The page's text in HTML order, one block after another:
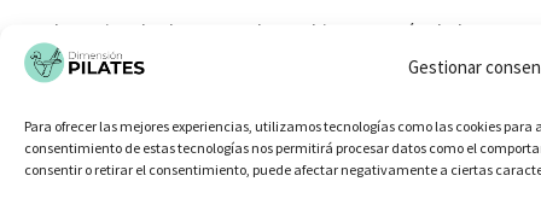
Gestionar
Para ofrecer las mejores experiencias, utilizamos tecnologías como las cookies
consentimiento de estas tecnologías nos permitirá procesar datos como el
consentir o retirar el consentimiento, puede afectar negativamente a ciertas
Puedes evitar la descarga de cookies a través de la
configuración de tu navegador, evitando que las cookies
Como propietario de este sitio web, te comunico que no
utilizamos ninguna información personal procedente de